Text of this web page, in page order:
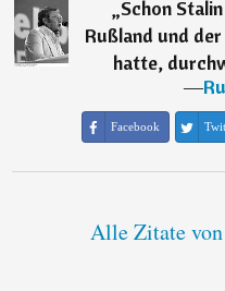
„Schon
Rußland und
hatte,
―
Facebook
Alle Zitate